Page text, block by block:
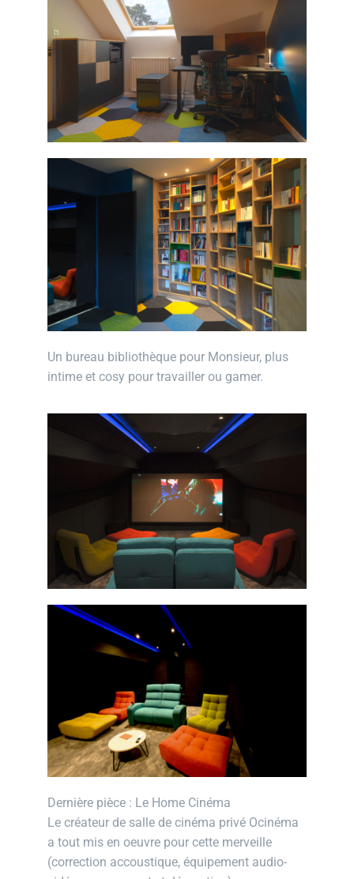
Un bureau bibliothèque pour Monsieur, plus
intime et cosy pour travailler ou gamer.
Dernière pièce : Le Home Cinéma
Le créateur de salle de cinéma privé Ocinéma
a tout mis en oeuvre pour cette merveille
(correction accoustique, équipement audio-